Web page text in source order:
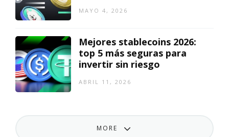
MAYO 4, 2026
Mejores stablecoins 2026:
top 5 más seguras para
invertir sin riesgo
ABRIL 11, 2026
MORE